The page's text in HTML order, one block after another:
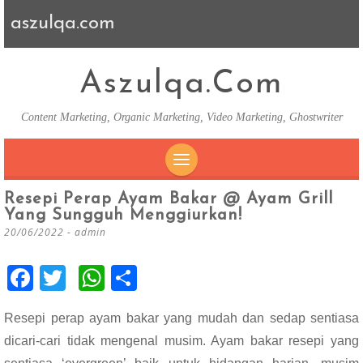
aszulqa.com
Aszulqa.com
Content Marketing, Organic Marketing, Video Marketing, Ghostwriter
SKIP TO CONTENT
Resepi Perap Ayam Bakar @ Ayam Grill
Yang Sungguh Menggiurkan!
20/06/2022 - admin
F
ac
e
b
T
tt
er
W
at
s
h
ar
e
Resepi perap ayam bakar yang mudah dan sedap sentiasa
dicari-cari tidak mengenal musim. Ayam bakar resepi yang